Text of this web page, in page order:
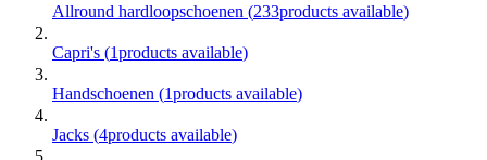
Allround hardloopschoenen (233products available)
Capri's (1products available)
Handschoenen (1products available)
Jacks (4products available)